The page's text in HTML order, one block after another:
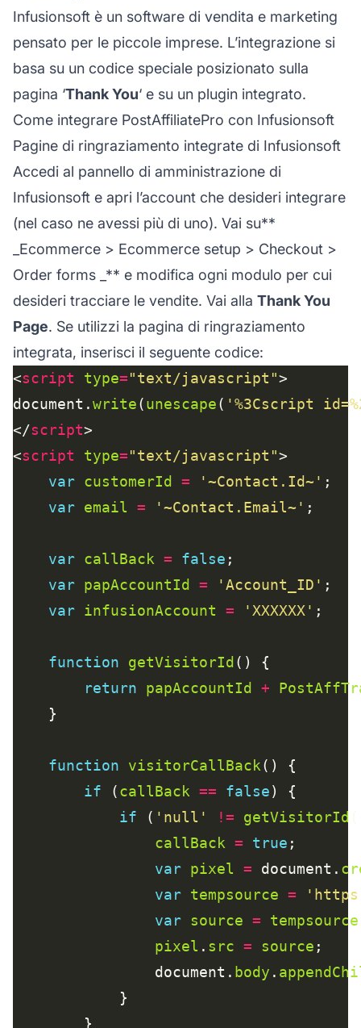
Infusionsoft è un software di vendita e marketing
pensato per le piccole imprese. L’integrazione si
basa su un codice speciale posizionato sulla
pagina ‘Thank You‘ e su un plugin integrato.
Come integrare PostAffiliatePro con Infusionsoft
Pagine di ringraziamento integrate di Infusionsoft
Accedi al pannello di amministrazione di
Infusionsoft e apri l’account che desideri integrare
(nel caso ne avessi più di uno). Vai su**
_Ecommerce > Ecommerce setup > Checkout >
Order forms _** e modifica ogni modulo per cui
desideri tracciare le vendite. Vai alla Thank You
Page. Se utilizzi la pagina di ringraziamento
integrata, inserisci il seguente codice:
<script type="text/javascript"
document.write(unescape( '%3Cscript
</script
<script type="text/javascript"
var customerId = '~Contact.Id~'
var email = '~Contact.Email~'
var callBack = false
var papAccountId = 'Account_ID'
var infusionAccount = 'XXXXXX'
function getVisitorId
return
papAccountId +
function visitorCallBack
if (callBack == false
if ( 'null' !=
getVisitorId
callBack = true
var pixel = document.
var tempsource =
var source = tempsource
pixel . src = source
                document.
body .